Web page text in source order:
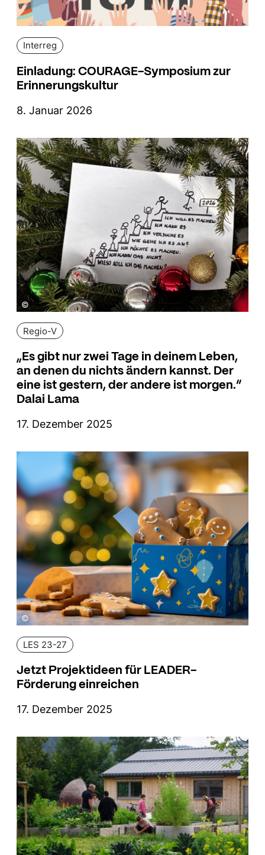
Interreg
Einladung: COURAGE-Symposium zur
Erinnerungskultur
8. Januar 2026
©
Regio-V
„Es gibt nur zwei Tage in deinem Leben,
an denen du nichts ändern kannst. Der
eine ist gestern, der andere ist morgen.“
Dalai Lama
17. Dezember 2025
©
LES 23-27
Jetzt Projektideen für LEADER-
Förderung einreichen
17. Dezember 2025